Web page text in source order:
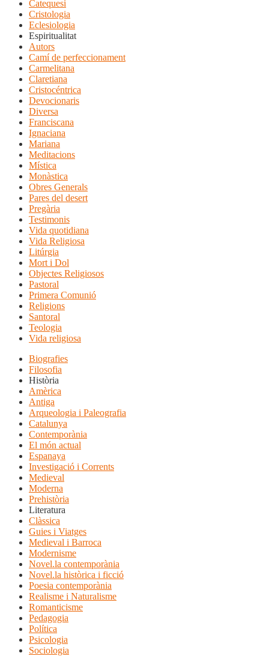
Catequesi
Cristologia
Eclesiologia
Espiritualitat
Autors
Camí de perfeccionament
Carmelitana
Claretiana
Cristocéntrica
Devocionaris
Diversa
Franciscana
Ignaciana
Mariana
Meditacions
Mística
Monàstica
Obres Generals
Pares del desert
Pregària
Testimonis
Vida quotidiana
Vida Religiosa
Litúrgia
Mort i Dol
Objectes Religiosos
Pastoral
Primera Comunió
Religions
Santoral
Teologia
Vida religiosa
Biografies
Filosofia
Història
Amèrica
Antiga
Arqueologia i Paleografia
Catalunya
Contemporània
El món actual
Espanaya
Investigació i Corrents
Medieval
Moderna
Prehistòria
Literatura
Clàssica
Guies i Viatges
Medieval i Barroca
Modernisme
Novel.la contemporània
Novel.la històrica i ficció
Poesia contemporània
Realisme i Naturalisme
Romanticisme
Pedagogia
Política
Psicologia
Sociologia